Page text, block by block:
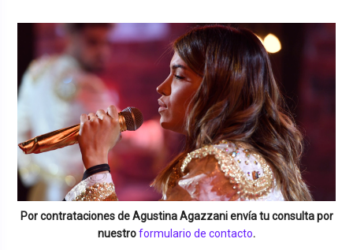
Por contrataciones deAgustina Agazzanienvía tu consulta por
nuestroformulario de contacto.